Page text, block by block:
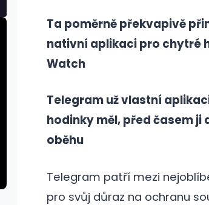
Ta poměrně překvapivě
nativní aplikaci pro chytré
Watch
Telegram už vlastní
hodinky měl, před časem ji
oběhu
Telegram patří mezi
pro svůj důraz na ochranu